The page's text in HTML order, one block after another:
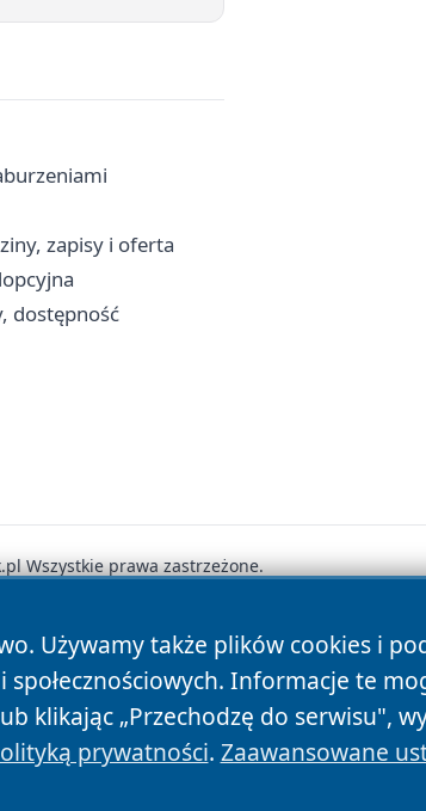
zapisy i oferta
dostępność
Używamy także plików cookies i
Informacje te
klikając „Przechodzę do serwisu",
prywatności. Zaawansowane
Wszystkie prawa zastrzeżone.
Polityka Cookies